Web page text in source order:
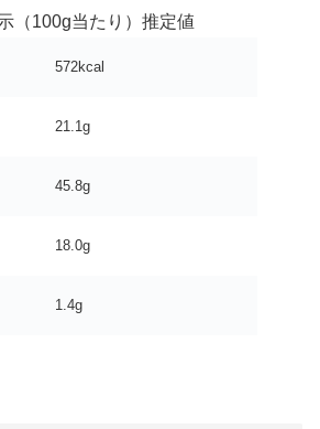
（100g当たり）推定値
572kcal
21.1g
45.8g
18.0g
1.4g